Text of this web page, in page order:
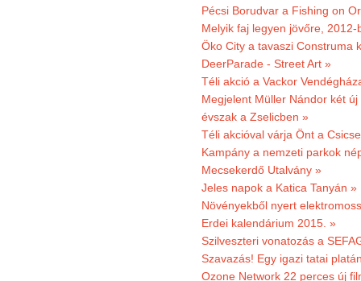
Pécsi Borudvar a Fishing on
Melyik faj legyen jövőre,
Öko City a tavaszi Construma
DeerParade - Street Art »
Téli akció a Vackor
Megjelent Müller Nándor két
évszak a Zselicben »
Téli akcióval várja Önt a
Kampány a nemzeti parkok
Mecsekerdő Utalvány »
Jeles napok a Katica Tanyán »
Növényekből nyert
Erdei kalendárium 2015. »
Szilveszteri vonatozás a
Szavazás! Egy igazi tatai
Ozone Network 22 perces új